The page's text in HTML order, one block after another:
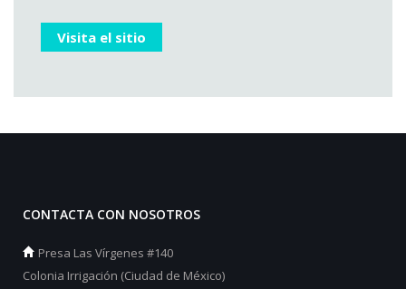
Visita el sitio
CONTACTA CON NOSOTROS
Presa Las Vírgenes #140
Colonia Irrigación (Ciudad de México)